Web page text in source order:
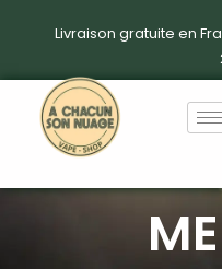
Livraison gratuite en